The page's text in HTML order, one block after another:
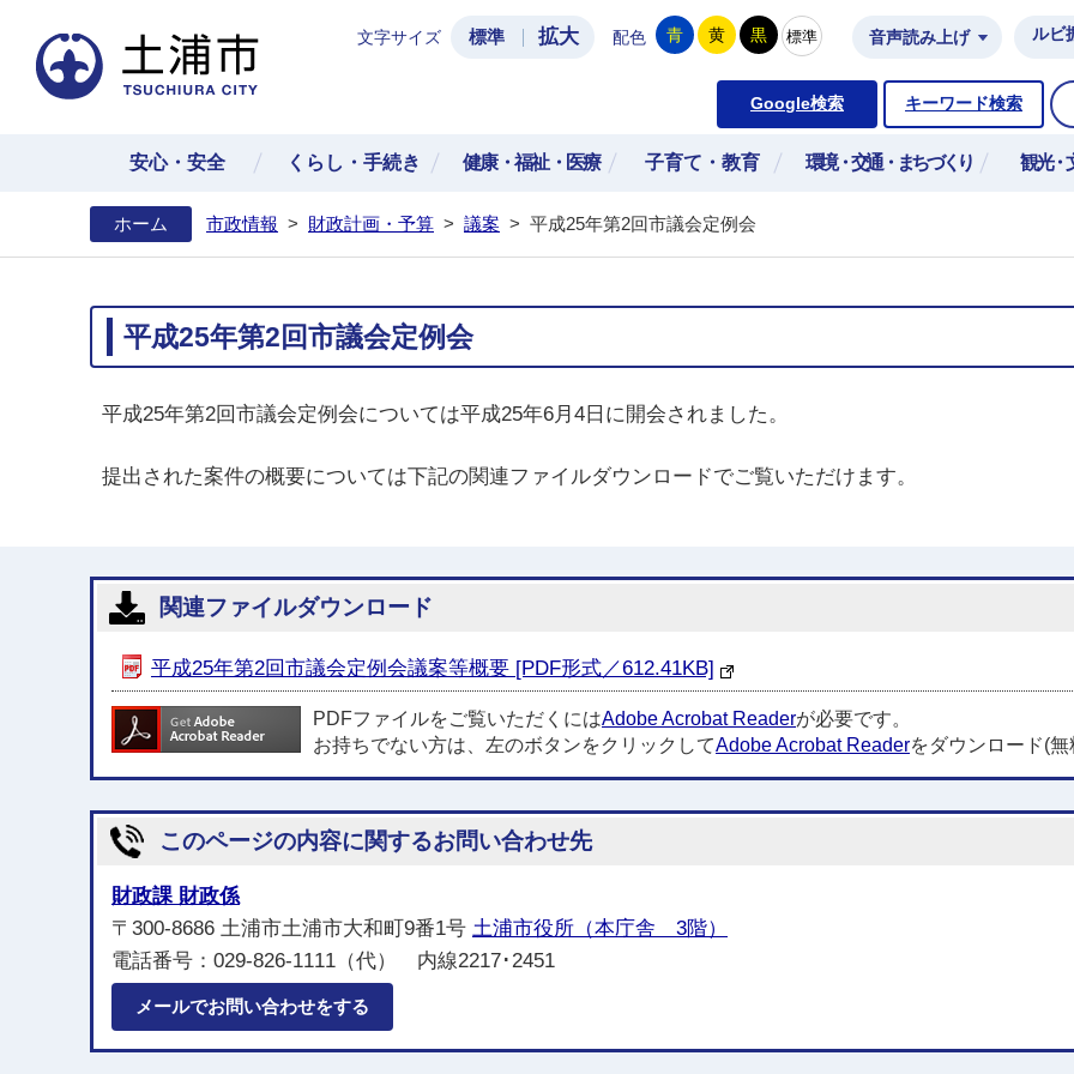
土浦市公式ホームページ
文字サイズ 標準 拡大 配色 青 黄 黒 標準 音声読み上げ ルビ
Google検索 キーワード検索
安心・安全 くらし・手続き 健康・福祉・医療 子育て・教育 環境・交通・まちづくり 観光・
ホーム 市政情報 > 財政計画・予算 > 議案 > 平成25年第2回市議会定例会
平成25年第2回市議会定例会
平成25年第2回市議会定例会については平成25年6月4日に開会されました。
提出された案件の概要については下記の関連ファイルダウンロードでご覧いただけます。
関連ファイルダウンロード
平成25年第2回市議会定例会議案等概要 [PDF形式／612.41KB]
PDFファイルをご覧いただくにはAdobe Acrobat Readerが必要です。
お持ちでない方は、左のボタンをクリックしてAdobe Acrobat Readerをダウンロード(無
このページの内容に関するお問い合わせ先
財政課 財政係
〒300-8686 土浦市土浦市大和町9番1号 土浦市役所（本庁舎 3階）
電話番号：029-826-1111（代） 内線2217･2451
メールでお問い合わせをする